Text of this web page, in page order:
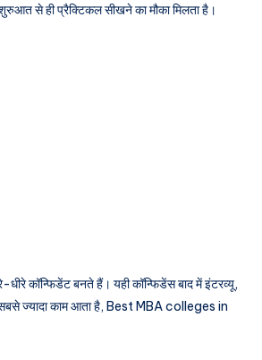
से ही प्रैक्टिकल सीखने का मौका मिलता है।
कॉन्फिडेंट बनते हैं। यही कॉन्फिडेंस बाद में इंटरव्यू,
सबसे ज्यादा काम आता है, Best MBA colleges in